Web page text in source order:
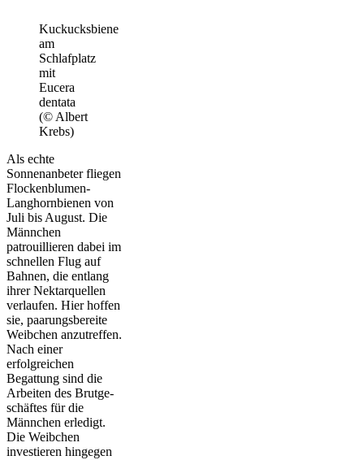
Kuckucksbiene
am
Schlafplatz
mit
Eucera
dentata
(© Albert
Krebs)
Als echte
Sonnenanbeter fliegen
Flockenblumen-
Langhornbienen von
Juli bis August. Die
Männchen
patrouillieren dabei im
schnellen Flug auf
Bahnen, die entlang
ihrer Nektarquellen
verlaufen. Hier hoffen
sie, paarungsbereite
Weibchen anzutreffen.
Nach einer
erfolgreichen
Begattung sind die
Arbeiten des Brutge-
schäftes für die
Männchen erledigt.
Die Weibchen
investieren hingegen